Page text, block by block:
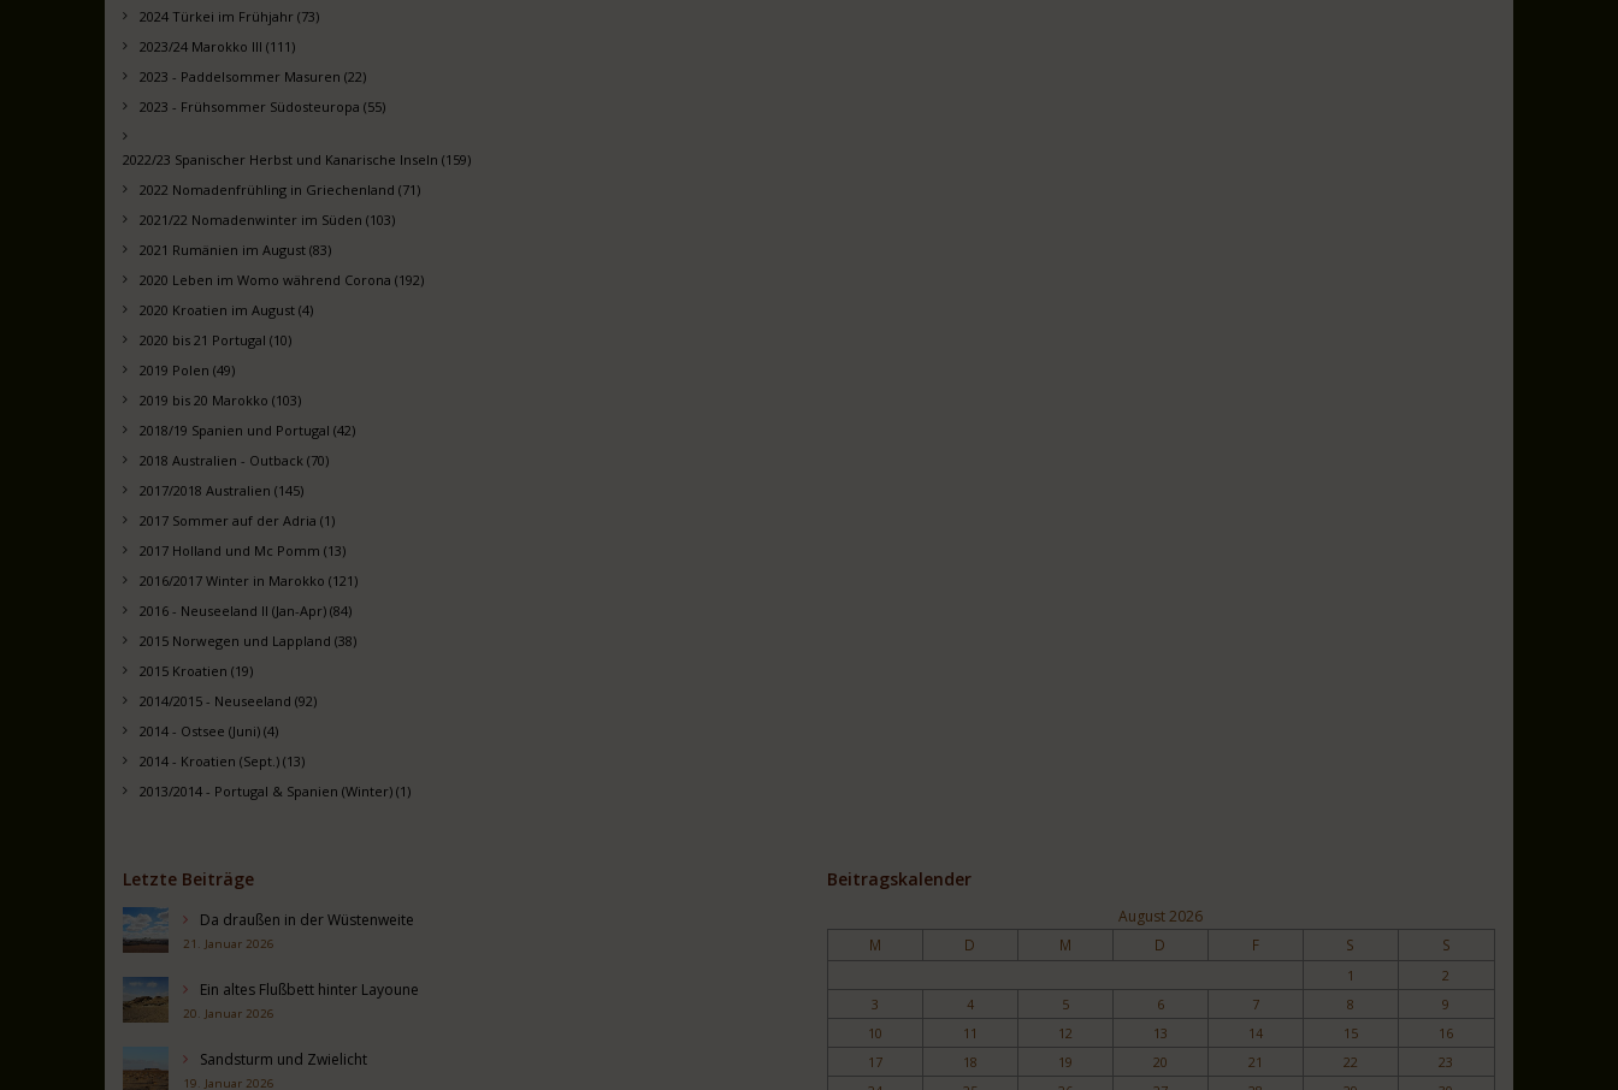
2024 Türkei im Frühjahr (73)
2023/24 Marokko III (111)
2023 - Paddelsommer Masuren (22)
2023 - Frühsommer Südosteuropa (55)
2022/23 Spanischer Herbst und Kanarische Inseln (159)
2022 Nomadenfrühling in Griechenland (71)
2021/22 Nomadenwinter im Süden (103)
2021 Rumänien im August (83)
2020 Leben im Womo während Corona (192)
2020 Kroatien im August (4)
2020 bis 21 Portugal (10)
2019 Polen (49)
2019 bis 20 Marokko (103)
2018/19 Spanien und Portugal (42)
2018 Australien - Outback (70)
2017/2018 Australien (145)
2017 Sommer auf der Adria (1)
2017 Holland und Mc Pomm (13)
2016/2017 Winter in Marokko (121)
2016 - Neuseeland II (Jan-Apr) (84)
2015 Norwegen und Lappland (38)
2015 Kroatien (19)
2014/2015 - Neuseeland (92)
2014 - Ostsee (Juni) (4)
2014 - Kroatien (Sept.) (13)
2013/2014 - Portugal & Spanien (Winter) (1)
Letzte Beiträge
Da draußen in der Wüstenweite
21. Januar 2026
Ein altes Flußbett hinter Layoune
20. Januar 2026
Sandsturm und Zwielicht
19. Januar 2026
Beitragskalender
August 2026
M D M D F S S
1
2
3
4 5 6 7 8
9
10
11 12 13 14 15
16
17
18 19 20 21 22
23